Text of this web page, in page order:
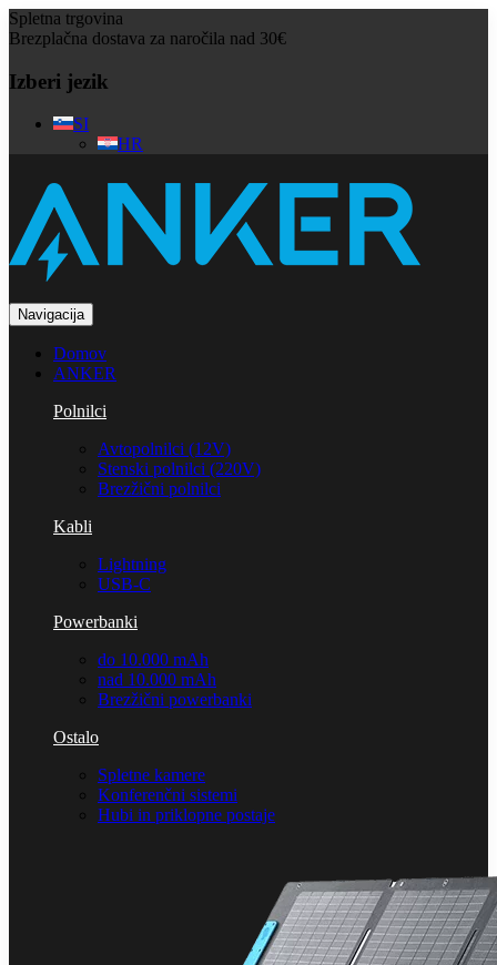
Spletna trgovina
Brezplačna dostava za naročila nad 30€
Izberi jezik
SI
HR
Navigacija
Domov
ANKER
Polnilci
Avtopolnilci (12V)
Stenski polnilci (220V)
Brezžični polnilci
Kabli
Lightning
USB-C
Powerbanki
do 10.000 mAh
nad 10.000 mAh
Brezžični powerbanki
Ostalo
Spletne kamere
Konferenčni sistemi
Hubi in priklopne postaje